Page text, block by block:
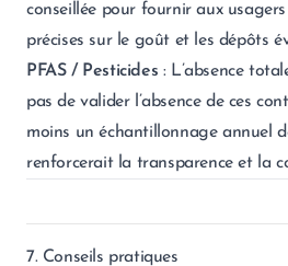
conseillée pour fournir aux
précises sur le goût et les dépôts
PFAS / Pesticides : L’absence
pas de valider l’absence de ces
moins un échantillonnage annuel
renforcerait la transparence et la
7. Conseils pratiques